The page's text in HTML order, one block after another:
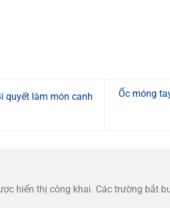
quyết làm món canh
Ốc móng
hiển thị công khai. Các trường bắt